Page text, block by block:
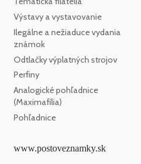
Výstavy a vystavovanie
Ilegálne a nežiaduce vydania
známok
Odtlačky výplatných strojov
Perfiny
Analogické pohľadnice
(Maximafília)
Pohľadnice
www.postoveznamky.sk